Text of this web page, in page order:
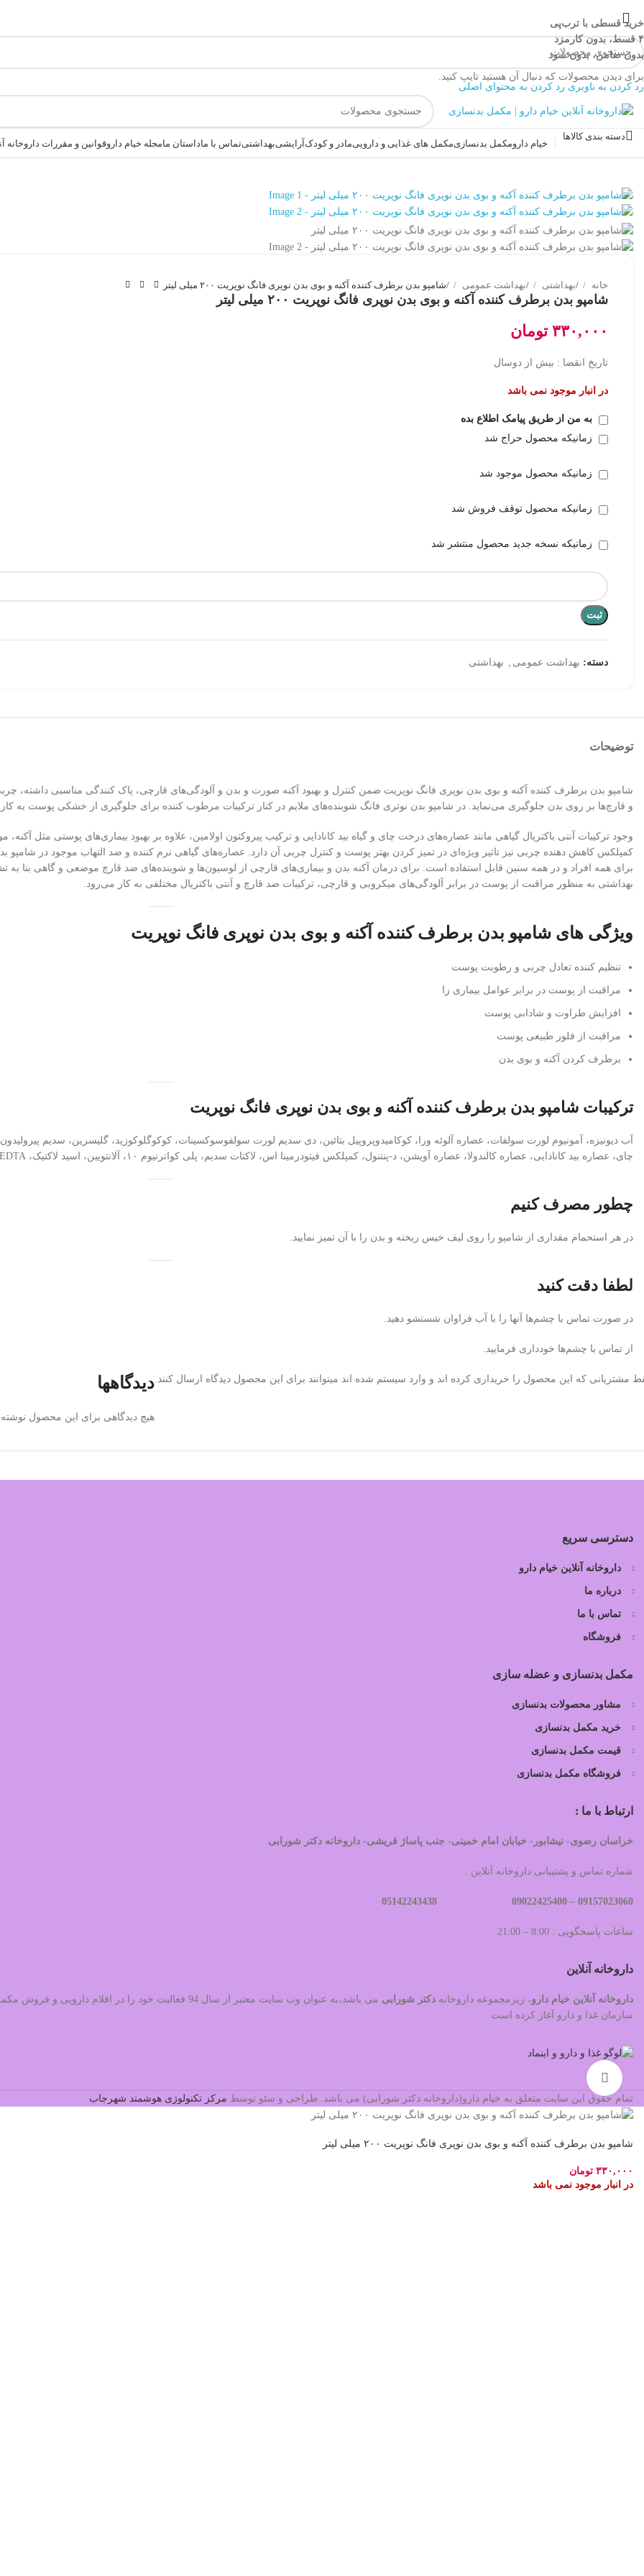
خرید قسطی با ترب‌پی
۴ قسط، بدون کارمزد
بدون ضامن، بدون سود
رد کردن به ناوبری رد کردن به محتوای اصلی
دسته بندی کالاها
خیام دارومکمل بدنسازیمکمل های غذایی و داروییمادر و کودکآرایشیبهداشتیتماس با ماداستان مامجله خیام داروقوانین و مقررات داروخانه
خانه /بهداشتی /بهداشت عمومی /شامپو بدن برطرف کننده آکنه و بوی بدن نوپری فانگ نوپریت ۲۰۰ میلی لیتر
شامپو بدن برطرف کننده آکنه و بوی بدن نوپری فانگ نوپریت ۲۰۰ میلی لیتر
۳۳۰,۰۰۰ تومان
تاریخ انقضا : بیش از دوسال
در انبار موجود نمی باشد
به من از طریق پیامک اطلاع بده
زمانیکه محصول حراج شد
زمانیکه محصول موجود شد
زمانیکه محصول توقف فروش شد
زمانیکه نسخه جدید محصول منتشر شد
ثبت
دسته: بهداشت عمومی , بهداشتی
توضیحات
شامپو بدن برطرف کننده آکنه و بوی بدن نوپری فانگ نوپریت ضمن کنترل و بهبود آکنه صورت و بدن و آلودگی‌های قارچی، پاک کنندگی مناسبی داشته،
و قارچ‌ها بر روی بدن جلوگیری می‌نماید. در شامپو بدن نوتری فانگ شوبنده‌های ملایم در کنار ترکیبات مرطوب کننده برای جلوگیری از خشکی پوست به
وجود ترکیبات آنتی باکتریال گیاهی مانند عصاره‌های درخت چای و گیاه بید کانادایی و ترکیب پیروکتون اولامین، علاوه بر بهبود بیماری‌های پوستی مثل
کمپلکس کاهش دهنده چربی نیز تاثیر ویژه‌ای در تمیز کردن بهتر پوست و کنترل چربی آن دارد. عصاره‌های گیاهی نرم کننده و ضد التهاب موجود در
برای همه افراد و در همه سنین قابل استفاده است. برای درمان آکنه بدن و بیماری‌های قارچی از لوسیون‌ها و شوینده‌های ضد قارچ موضعی و گاهی بنا
بهداشتی به منظور مراقبت از پوست در برابر آلودگی‌های میکروبی و قارچی، ترکیبات ضد قارچ و آنتی باکتریال مختلفی به کار می‌رود.
ویژگی های شامپو بدن برطرف کننده آکنه و بوی بدن نوپری فانگ نوپریت
تنظیم کننده تعادل چربی و رطوبت پوست
مراقبت از پوست در برابر عوامل بیماری زا
افزایش طراوت و شادابی پوست
مراقبت از فلور طبیعی پوست
برطرف کردن آکنه و بوی بدن
ترکیبات شامپو بدن برطرف کننده آکنه و بوی بدن نوپری فانگ نوپریت
چای، عصاره بید کانادایی، عصاره کالندولا، عصاره آویشن، د-پنتنول، کمپلکس فیتودرمینا اس، لاکتات سدیم، پلی کواترنیوم ۱۰، آلانتویین، اسید لاکتیک، EDTA، ماده محافظ و دیگر افزودنی‌های مجاز
چطور مصرف کنیم
در هر استحمام مقداری از شامپو را روی لیف خیس ریخته و بدن را با آن تمیز نمایید.
لطفا دقت کنید
در صورت تماس با چشم‌ها آنها را با آب فراوان شستشو دهید.
از تماس با چشم‌ها خودداری فرمایید.
دیدگاهها
هیچ دیدگاهی برای این محصول
مشتریانی که این محصول را خریداری کرده اند و وارد سیستم شده اند میتوانند برای این محصول دیدگاه ارسال کنند.
دسترسی سریع
داروخانه آنلاین خیام دارو
درباره ما
تماس با ما
فروشگاه
مکمل بدنسازی و عضله سازی
مشاور محصولات بدنسازی
خرید مکمل بدنسازی
قیمت مکمل بدنسازی
فروشگاه مکمل بدنسازی
ارتباط با ما :
خراسان رضوی- نیشابور- خیابان امام خمینی- جنب پاساژ قریشی- داروخانه دکتر شورابی
شماره تماس و پشتیبانی داروخانه آنلاین :
09157023060 –
ساعات پاسخگویی : 8:00 – 21:00
داروخانه آنلاین
داروخانه آنلاین خیام دارو، زیرمجموعه داروخانه دکتر شورابی
می باشد،به عنوان وب سایت معتبر از سال 94 فعالیت خود
سازمان غذا و دارو آغاز کرده است.
تمام حقوق این سایت متعلق به خیام دارو(داروخانه دکتر شورابی) می باشد. طراحی و سئو توسط مرکز تکنولوژی هوشمند شهرجاب
برای دیدن محصولات که دنبال آن هستید تایپ کنید.
شامپو بدن برطرف کننده آکنه و بوی بدن نوپری فانگ نوپریت ۲۰۰ میلی لیتر
۳۳۰,۰۰۰ تومان
در انبار موجود نمی باشد